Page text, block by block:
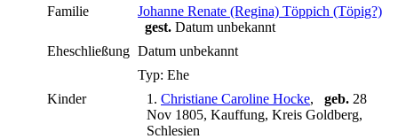
Familie
Johanne Renate (Regina) Töppich (Töpig?)
gest. Datum unbekannt
Eheschließung Datum unbekannt
Typ: Ehe
Kinder
1. Christiane Caroline Hocke, geb. 28
Nov 1805, Kauffung, Kreis Goldberg,
Schlesien